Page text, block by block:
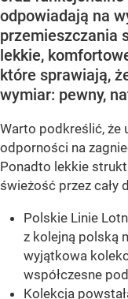
odpowiadają na
przemieszczania
lekkie,
które sprawiają,
wymiar: pewny,
Warto podkreślić, że
odporności na
Ponadto lekkie
świeżość przez cały
Polskie Linie
z kolejną polską
wyjątkowa
współczesne
Kolekcja